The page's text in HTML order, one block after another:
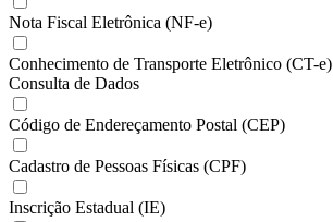
Nota Fiscal Eletrônica (NF-e)
Conhecimento de Transporte Eletrônico (CT-e)
Consulta de Dados
Código de Endereçamento Postal (CEP)
Cadastro de Pessoas Físicas (CPF)
Inscrição Estadual (IE)